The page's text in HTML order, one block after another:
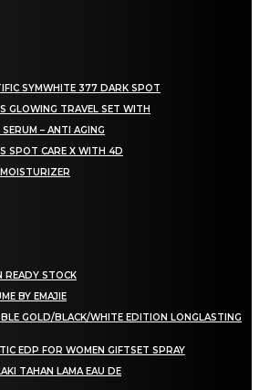
SYMWHITE 377 DARK SPOT
GLOWING TRAVEL SET WITH
– ANTI AGING
SPOT CARE X WITH 4D
READY STOCK
BY EMAJIE
GOLD/BLACK/WHITE EDITION LONGLASTING
EDP FOR WOMEN GIFTSET SPRAY
TAHAN LAMA EAU DE